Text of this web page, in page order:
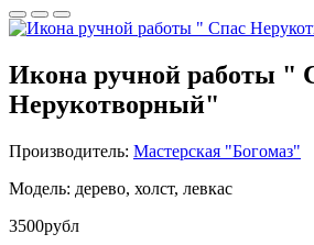
Икона ручной работы "
Нерукотворный"
Производитель: Мастерская "Богомаз"
Модель: дерево, холст, левкас
3500рубл